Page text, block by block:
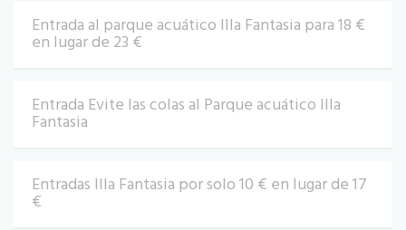
Entrada al parque acuático Illa Fantasia para 18 €
en lugar de 23 €
Entrada Evite las colas al Parque acuático Illa
Fantasia
Entradas Illa Fantasia por solo 10 € en lugar de 17
€